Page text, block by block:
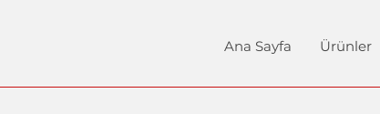
Ana Sayfa Ürünler